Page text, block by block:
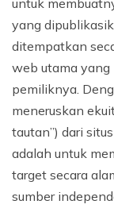
untuk
yang
ditempatkan
web utama
pemiliknya.
meneruskan
tautan”) dari
adalah untuk
target secara
sumber